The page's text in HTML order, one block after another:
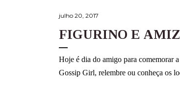
julho 20, 2017
FIGURINO E
Hoje é dia do amigo para comemorar
Gossip Girl, relembre ou conheça os